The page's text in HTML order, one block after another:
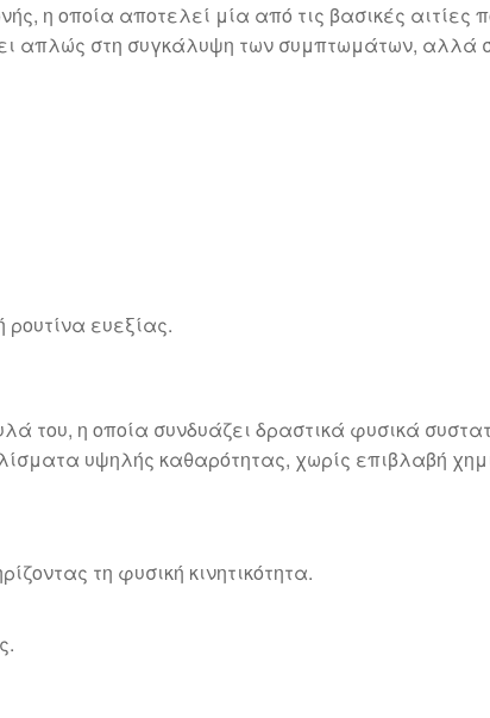
η οποία αποτελεί μία από τις βασικές αιτίες
απλώς στη συγκάλυψη των συμπτωμάτων, αλλά
ευεξίας.
του, η οποία συνδυάζει δραστικά φυσικά
υψηλής καθαρότητας, χωρίς επιβλαβή
τη φυσική κινητικότητα.